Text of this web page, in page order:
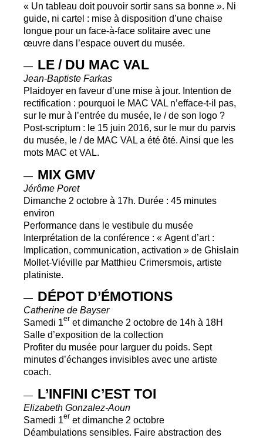
« Un tableau doit pouvoir sortir sans sa bonne ». Ni
guide, ni cartel : mise à disposition d’une chaise
longue pour un face-à-face solitaire avec une
œuvre dans l’espace ouvert du musée.
— LE / DU MAC VAL
Jean-Baptiste Farkas
Plaidoyer en faveur d’une mise à jour. Intention de
rectification : pourquoi le MAC VAL n’efface-t-il pas,
sur le mur à l’entrée du musée, le / de son logo ?
Post-scriptum : le 15 juin 2016, sur le mur du parvis
du musée, le / de MAC VAL a été ôté. Ainsi que les
mots MAC etVAL.
— MIX GMV
Jérôme Poret
Dimanche 2 octobre à 17h. Durée : 45 minutes
environ
Performance dans le vestibule du musée
Interprétation de la conférence : « Agent d’art :
Implication, communication, activation » de Ghislain
Mollet-Viéville par Matthieu Crimersmois, artiste
platiniste.
— DÉPOT D’ÉMOTIONS
Catherine de Bayser
Samedi 1er et dimanche 2 octobre de 14h à 18H
Salle d’exposition de la collection
Profiter du musée pour larguer du poids. Sept
minutes d’échanges invisibles avec une artiste
coach.
— L’INFINI C’EST TOI
Elizabeth Gonzalez-Aoun
Samedi 1er et dimanche 2 octobre
Déambulations sensibles. Faire abstraction des